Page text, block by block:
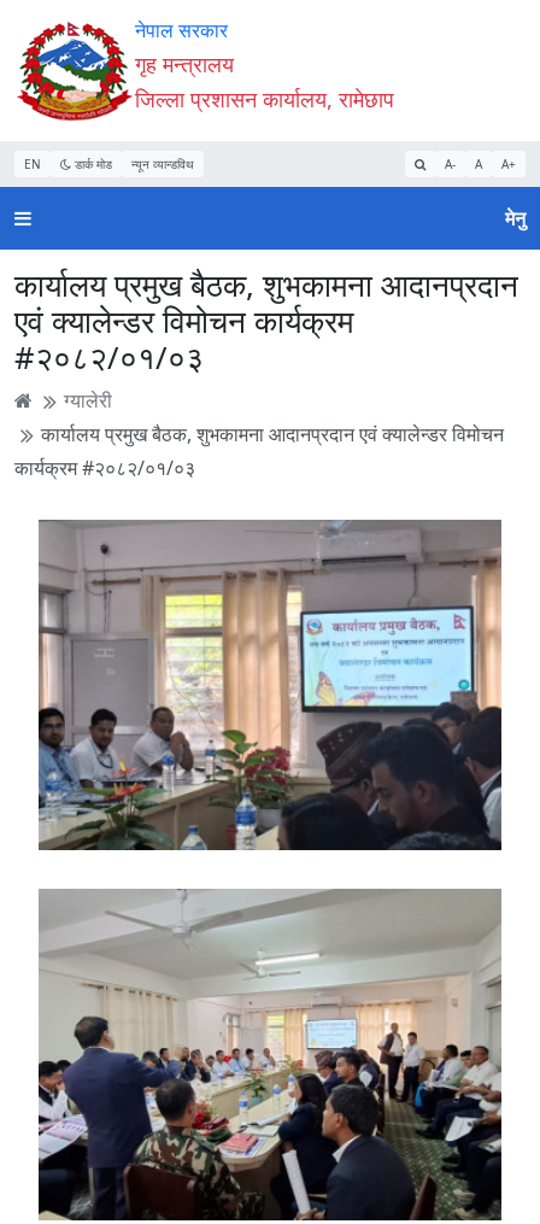
Accessibility
Mode
सुरु
गर्नुहोस्
सामाग्री
पढ्नुहाेस्
नेभिगेसन
पढ्नुहाेस्
वेबसाइट
खोजमा
जानुहोस्
नेपाल सरकार
गृह मन्त्रालय
जिल्ला प्रशासन कार्यालय, रामेछाप
EN डार्क मोड न्यून व्यान्डविथ A- A A+
मेनु
कार्यालय प्रमुख बैठक, शुभकामना आदानप्रदान
एवं क्यालेन्डर विमोचन कार्यक्रम
#२०८२/०१/०३
ग्यालेरी
कार्यालय प्रमुख बैठक, शुभकामना आदानप्रदान एवं क्यालेन्डर विमोचन
कार्यक्रम #२०८२/०१/०३